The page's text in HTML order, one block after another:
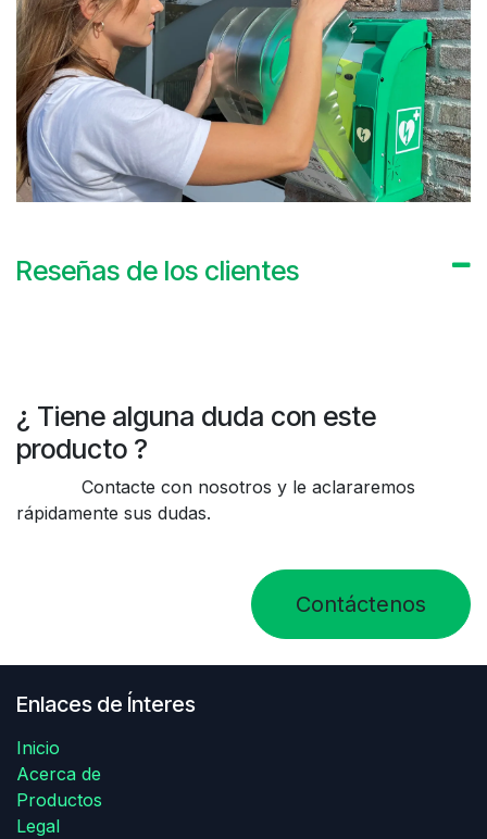
Reseñas de los clientes
¿ Tiene alguna duda con este
producto ?
Contacte con nosotros y le aclararemos
rápidamente sus dudas.
Contáctenos
Enlaces de Ínteres
Inicio
Acerca de
Productos
Legal